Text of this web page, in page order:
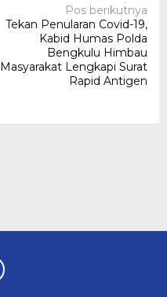
Pos berikutnya
Tekan Penularan Covid-19,
Kabid Humas Polda
Bengkulu Himbau
Masyarakat Lengkapi Surat
Rapid Antigen